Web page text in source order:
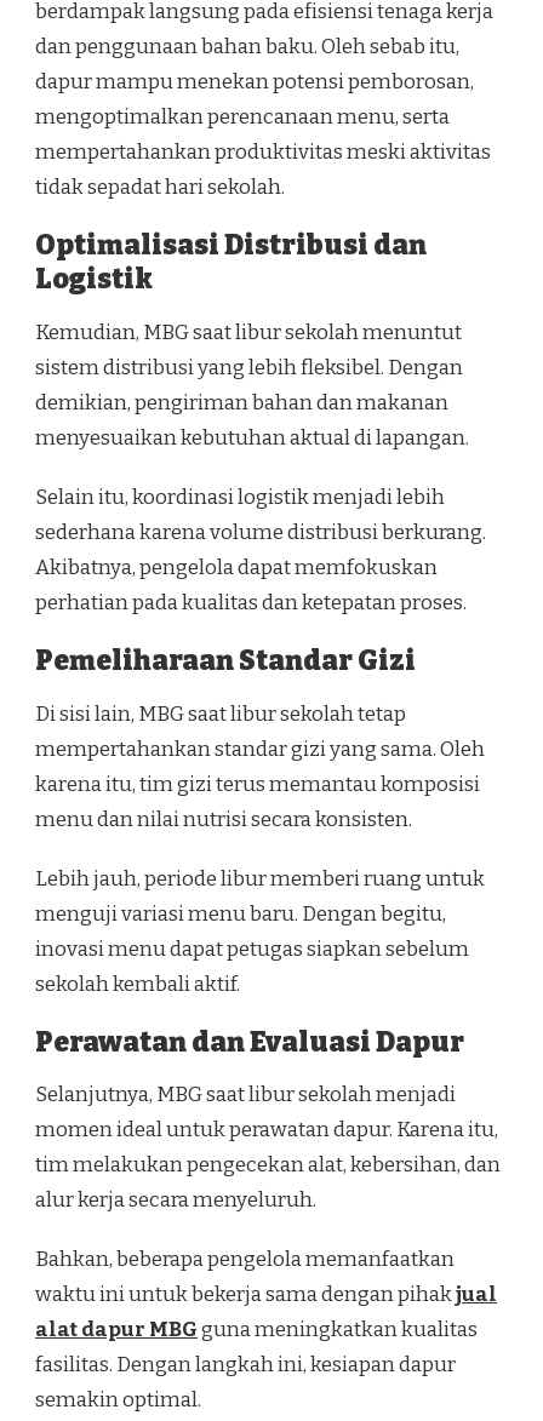
berdampak langsung pada efisiensi tenaga kerja
dan penggunaan bahan baku. Oleh sebab itu,
dapur mampu menekan potensi pemborosan,
mengoptimalkan perencanaan menu, serta
mempertahankan produktivitas meski aktivitas
tidak sepadat hari sekolah.
Optimalisasi Distribusi dan
Logistik
Kemudian, MBG saat libur sekolah menuntut
sistem distribusi yang lebih fleksibel. Dengan
demikian, pengiriman bahan dan makanan
menyesuaikan kebutuhan aktual di lapangan.
Selain itu, koordinasi logistik menjadi lebih
sederhana karena volume distribusi berkurang.
Akibatnya, pengelola dapat memfokuskan
perhatian pada kualitas dan ketepatan proses.
Pemeliharaan Standar Gizi
Di sisi lain, MBG saat libur sekolah tetap
mempertahankan standar gizi yang sama. Oleh
karena itu, tim gizi terus memantau komposisi
menu dan nilai nutrisi secara konsisten.
Lebih jauh, periode libur memberi ruang untuk
menguji variasi menu baru. Dengan begitu,
inovasi menu dapat petugas siapkan sebelum
sekolah kembali aktif.
Perawatan dan Evaluasi Dapur
Selanjutnya, MBG saat libur sekolah menjadi
momen ideal untuk perawatan dapur. Karena itu,
tim melakukan pengecekan alat, kebersihan, dan
alur kerja secara menyeluruh.
Bahkan, beberapa pengelola memanfaatkan
waktu ini untuk bekerja sama dengan pihakjual
alat dapur MBGguna meningkatkan kualitas
fasilitas. Dengan langkah ini, kesiapan dapur
semakin optimal.